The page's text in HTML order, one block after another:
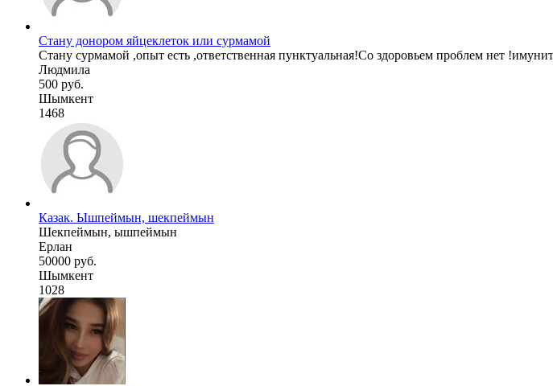
Стану донором яйцеклеток или сурмамой
Стану сурмамой ,опыт есть ,ответственная пунктуальная!Со здоровьем проблем нет
Людмила
500 руб.
Шымкент
1468
Казак. Ышпеймын, шекпеймын
Шекпеймын, ышпеймын
Ерлан
50000 руб.
Шымкент
1028